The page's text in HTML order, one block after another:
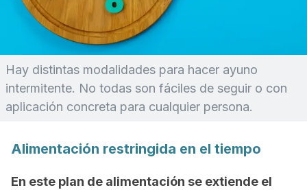
Hay distintas modalidades para hacer ayuno
intermitente. No todas son fáciles de seguir o con
aplicación concreta para cualquier persona.
Alimentación restringida en el tiempo
En este plan de alimentación se extiende el